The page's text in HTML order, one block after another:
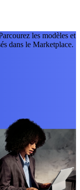
les modèles et
dans le Marketplace.